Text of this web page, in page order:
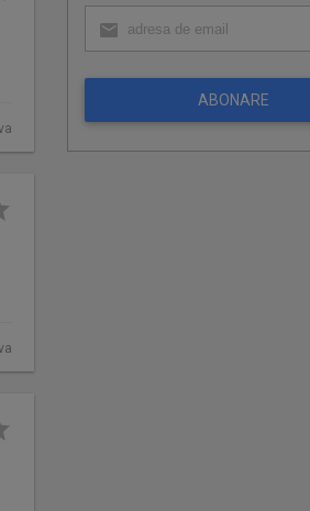
ABONARE